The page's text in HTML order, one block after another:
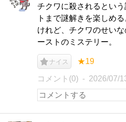
チクワに殺されるとい
トまで謎解きを楽しめ
けれど、チクワのせい
ーストのミステリー。
ナイス ★19
コメント(0) 2026/07/